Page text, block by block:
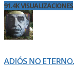
91.4K VISUALIZACIONES
ADIÓS NO